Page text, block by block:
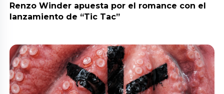
Renzo Winder apuesta por el romance con el
lanzamiento de “Tic Tac”